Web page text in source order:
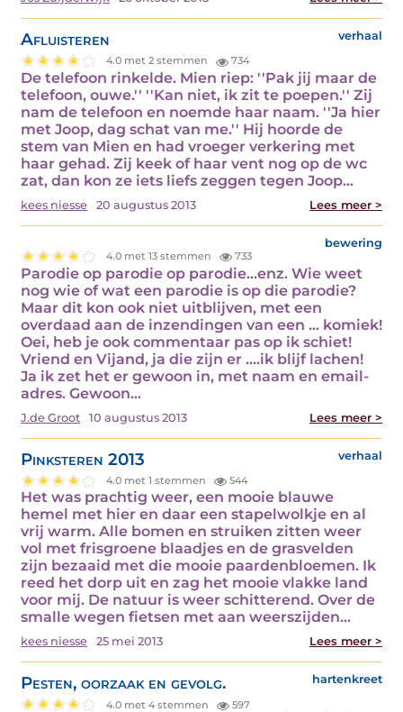
Afluisteren verhaal
4.0 met 2 stemmen 734
De telefoon rinkelde. Mien riep: ''Pak jij maar de
telefoon, ouwe.'' ''Kan niet, ik zit te poepen.'' Zij
nam de telefoon en noemde haar naam. ''Ja hier
met Joop, dag schat van me.'' Hij hoorde de
stem van Mien en had vroeger verkering met
haar gehad. Zij keek of haar vent nog op de wc
zat, dan kon ze iets liefs zeggen tegen Joop…
kees niesse 20 augustus 2013 Lees meer >
bewering
4.0 met 13 stemmen 733
Parodie op parodie op parodie...enz. Wie weet
nog wie of wat een parodie is op die parodie?
Maar dit kon ook niet uitblijven, met een
overdaad aan de inzendingen van een ... komiek!
Oei, heb je ook commentaar pas op ik schiet!
Vriend en Vijand, ja die zijn er ....ik blijf lachen!
Ja ik zet het er gewoon in, met naam en email-
adres. Gewoon…
J.de Groot 10 augustus 2013 Lees meer >
Pinksteren 2013 verhaal
4.0 met 1 stemmen 544
Het was prachtig weer, een mooie blauwe
hemel met hier en daar een stapelwolkje en al
vrij warm. Alle bomen en struiken zitten weer
vol met frisgroene blaadjes en de grasvelden
zijn bezaaid met die mooie paardenbloemen. Ik
reed het dorp uit en zag het mooie vlakke land
voor mij. De natuur is weer schitterend. Over de
smalle wegen fietsen met aan weerszijden…
kees niesse 25 mei 2013 Lees meer >
Pesten, oorzaak en gevolg. hartenkreet
4.0 met 4 stemmen 597